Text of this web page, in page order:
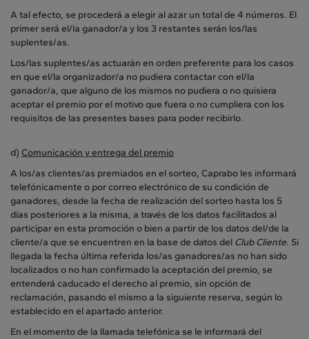
A tal efecto, se procederá a elegir al azar un total de 4 números. El
primer será el/la ganador/a y los 3 restantes serán los/las
suplentes/as.
Los/las suplentes/as actuarán en orden preferente para los casos
en que el/la organizador/a no pudiera contactar con el/la
ganador/a, que alguno de los mismos no pudiera o no quisiera
aceptar el premio por el motivo que fuera o no cumpliera con los
requisitos de las presentes bases para poder recibirlo.
d) Comunicación y entrega del premio
A los/as clientes/as premiados en el sorteo, Caprabo les informará
telefónicamente o por correo electrónico de su condición de
ganadores, desde la fecha de realización del sorteo hasta los 5
días posteriores a la misma, a través de los datos facilitados al
participar en esta promoción o bien a partir de los datos del/de la
cliente/a que se encuentren en la base de datos del Club Cliente. Si
llegada la fecha última referida los/as ganadores/as no han sido
localizados o no han confirmado la aceptación del premio, se
entenderá caducado el derecho al premio, sin opción de
reclamación, pasando el mismo a la siguiente reserva, según lo
establecido en el apartado anterior.
En el momento de la llamada telefónica se le informará del